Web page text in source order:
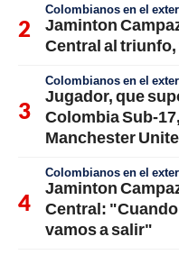
Colombianos en el
Jaminton
Central al
Colombianos en el
Jugador, que
Colombia Sub-
Manchester
Colombianos en el
Jaminton
Central:
vamos a salir"